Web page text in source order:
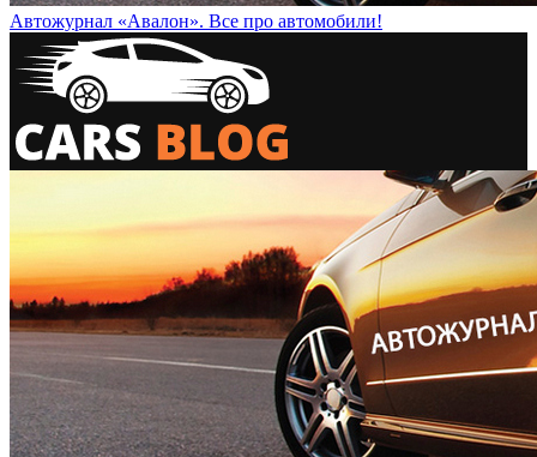
Автожурнал «Авалон». Все про автомобили!